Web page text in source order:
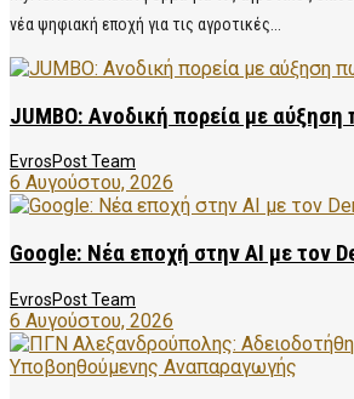
νέα ψηφιακή εποχή για τις αγροτικές...
JUMBO: Ανοδική πορεία με
EvrosPost Team
6 Αυγούστου, 2026
Google: Νέα εποχή στην AI με τον
EvrosPost Team
6 Αυγούστου, 2026